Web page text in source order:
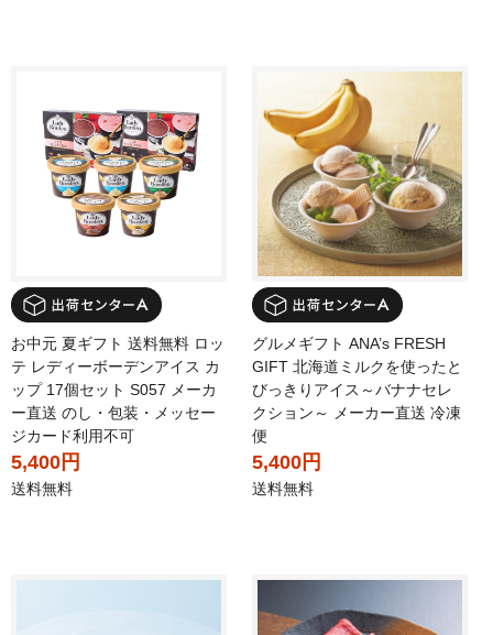
お中元 夏ギフト 送料無料 ロッ
テ レディーボーデンアイス カ
ップ 17個セット S057 メーカ
ー直送 のし・包装・メッセー
ジカード利用不可
5,400円
送料無料
グルメギフト ANA’s FRESH
GIFT 北海道ミルクを使ったと
びっきりアイス～バナナセレ
クション～ メーカー直送 冷凍
便
5,400円
送料無料